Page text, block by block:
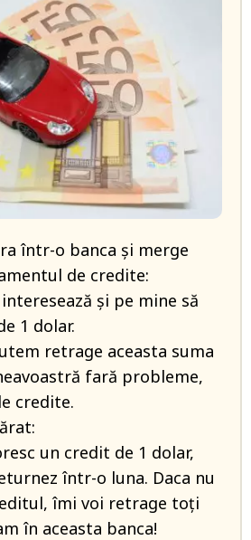
într-o banca și merge
de credite:
și pe mine să
1 dolar.
retrage aceasta suma
fară probleme,
credite.
un credit de 1 dolar,
într-o luna. Daca nu
îmi voi retrage toți
în aceasta banca!